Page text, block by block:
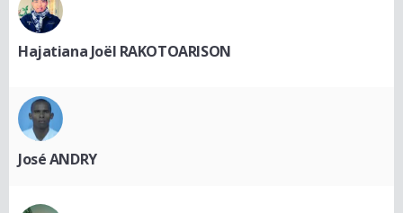
Hajatiana Joël RAKOTOARISON
José ANDRY